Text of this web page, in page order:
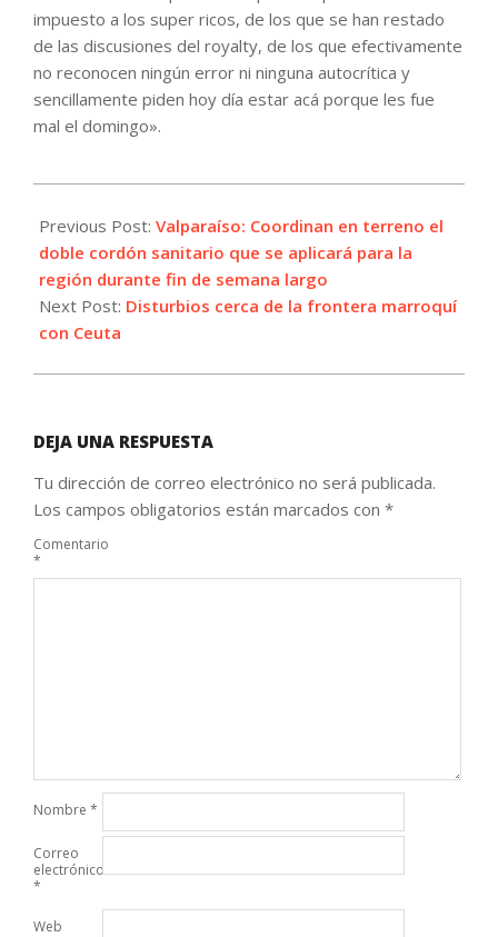
impuesto a los super ricos, de los que se han restado
de las discusiones del royalty, de los que efectivamente
no reconocen ningún error ni ninguna autocrítica y
sencillamente piden hoy día estar acá porque les fue
mal el domingo».
05-
20
Previous Post: Valparaíso: Coordinan en terreno el
doble cordón sanitario que se aplicará para la
región durante fin de semana largo
Next Post: Disturbios cerca de la frontera marroquí
con Ceuta
DEJA UNA RESPUESTA
Tu dirección de correo electrónico no será publicada.
Los campos obligatorios están marcados con *
Comentario
*
Nombre *
Correo
electrónico
*
Web